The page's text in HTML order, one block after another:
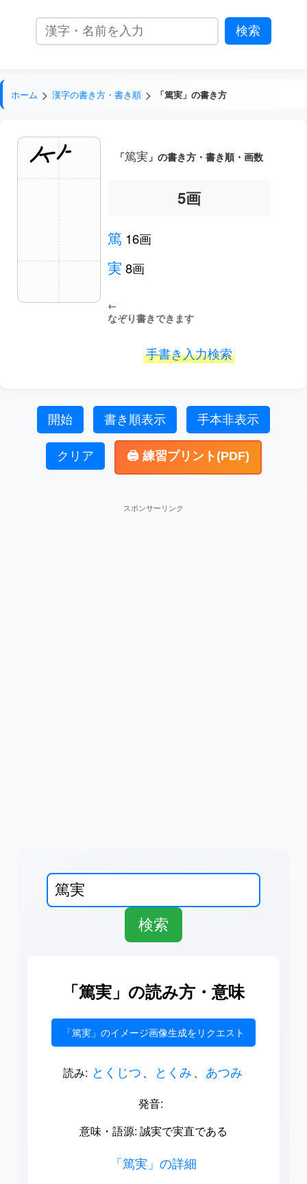
ホーム 漢字の書き方・書き順 「篤実」の書き方
「篤実 」の書き方・書き順・画数
5画
篤 16画
実 8画
←
なぞり書きできます
手書き入力検索
開始 書き順表示 手本非表示
クリア 🖨️ 練習プリント(PDF)
スポンサーリンク
「篤実」の読み方・意味
「篤実」のイメージ画像生成をリクエスト
読み: とくじつ 、 とくみ 、 あつみ
発音:
意味・語源: 誠実で実直である
「篤実」の詳細